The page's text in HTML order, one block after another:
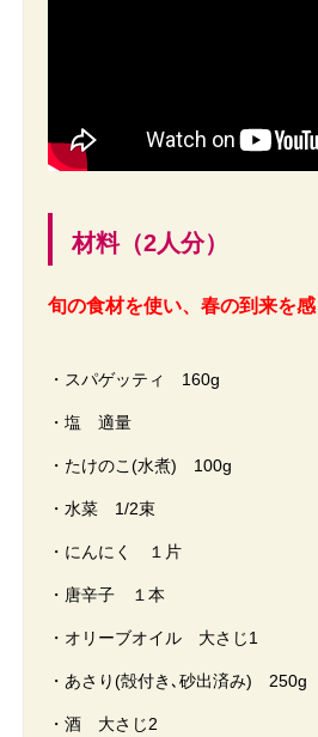
材料（2人分）
旬の食材を使い、春の到来を
・スパゲッティ 160g
・塩 適量
・たけのこ(水煮) 100g
・水菜 1/2束
・にんにく １片
・唐辛子 １本
・オリーブオイル 大さじ1
・あさり(殻付き､砂出済み) 250g
・酒 大さじ2